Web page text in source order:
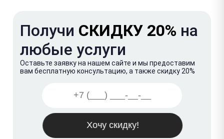
Получи СКИДКУ 20% на
любые услуги
Оставьте заявку на нашем сайте и мы предоставим
вам бесплатную консультацию, а также скидку 20%